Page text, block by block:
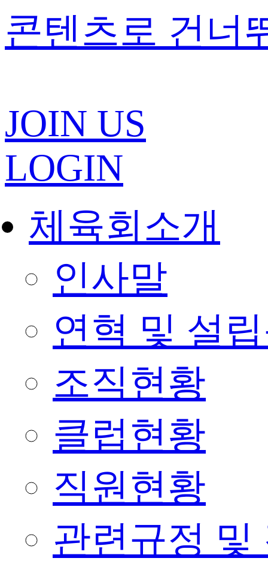
콘텐츠로 건너
JOIN US
LOGIN
체육회소개
인사말
연혁 및 설
조직현황
클럽현황
직원현황
관련규정 및